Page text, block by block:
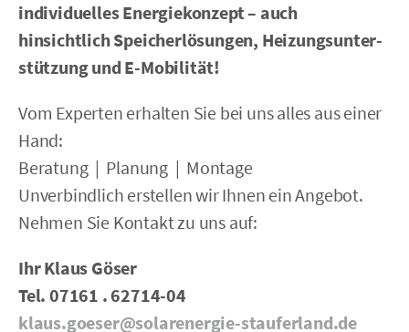
individuelles Energiekonzept – auch
hinsichtlich Speicher­lösungen, Heizungs­unter­
stützung und E-Mobilität!
Vom Experten erhalten Sie bei uns alles aus einer
Hand:
Beratung | Planung | Montage
Unverbindlich erstellen wir Ihnen ein Angebot.
Nehmen Sie Kontakt zu uns auf:
Ihr Klaus Göser
Tel. 07161 . 62714-04
klaus.goeser@solarenergie-stauferland.de